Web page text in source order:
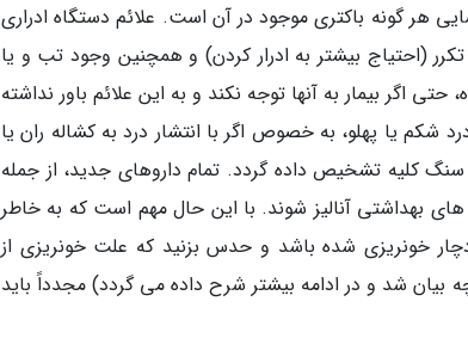
هر گونه باکتری موجود در آن است. علائم دستگاه ادراری
(احتیاج بیشتر به ادرار کردن) و همچنین وجود تب و یا
بیمار به آنها توجه نکند و به این علائم باور نداشته
شکم یا پهلو، به خصوص اگر با انتشار درد به کشاله ران یا
کلیه تشخیص داده گردد. تمام داروهای جدید، از جمله
بهداشتی آنالیز شوند. با این حال مهم است که به خاطر
خونریزی شده باشد و حدس بزنید که علت خونریزی از
شد و در ادامه بیشتر شرح داده می گردد) مجدداً باید